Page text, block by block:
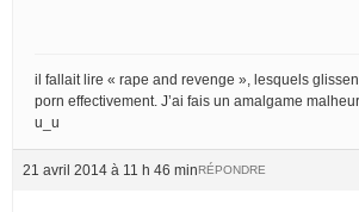
il fallait lire « rape and revenge », lesquels
porn effectivement. J’ai fais un amalgame
u_u
21 avril 2014 à 11 h 46 minRÉPONDRE